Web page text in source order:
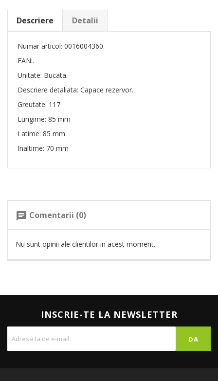
Descriere Detalii
Numar articol: 0016004360.
EAN:.
Unitate: Bucata.
Descriere detaliata: Capace rezervor.
Greutate: 117
Lungime: 85 mm
Latime: 85 mm
Inaltime: 70 mm
chat Comentarii (0)
Nu sunt opinii ale clientilor in acest moment.
INSCRIE-TE LA NEWSLETTER